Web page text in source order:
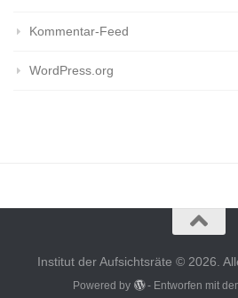
Kommentar-Feed
WordPress.org
Institut der Aufsichtsräte © 2026.
Powered by - Entworfen mit